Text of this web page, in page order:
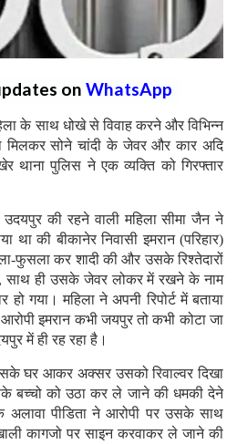
on WhatsApp
के साथ धोखे से विवाह करने और विभिन्न
मिलकर सोने चांदी के जेवर और कार अदि
पुलिस ने एक व्यक्ति को गिरफ्तार
की रहने वाली महिला सीमा जैन ने
था की बीकानेर निवासी इमरान (परिहार)
फुसला कर शादी की और उसके रिश्तेदारों
साथ ही उसके जेवर लोकर में रखने के नाम
गया। महिला ने अपनी रिपोर्ट में बताया
इमरान कभी जयपुर तो कभी कोटा जा
में ही रह रहा है।
उसके घर आकर अक्सर उसको रिवाल्वर दिखा
बच्चो को उठा कर ले जाने की धमकी देने
पीडिता ने आरोपी पर उसके साथ
कागजो पर साइन करवाकर ले जाने की